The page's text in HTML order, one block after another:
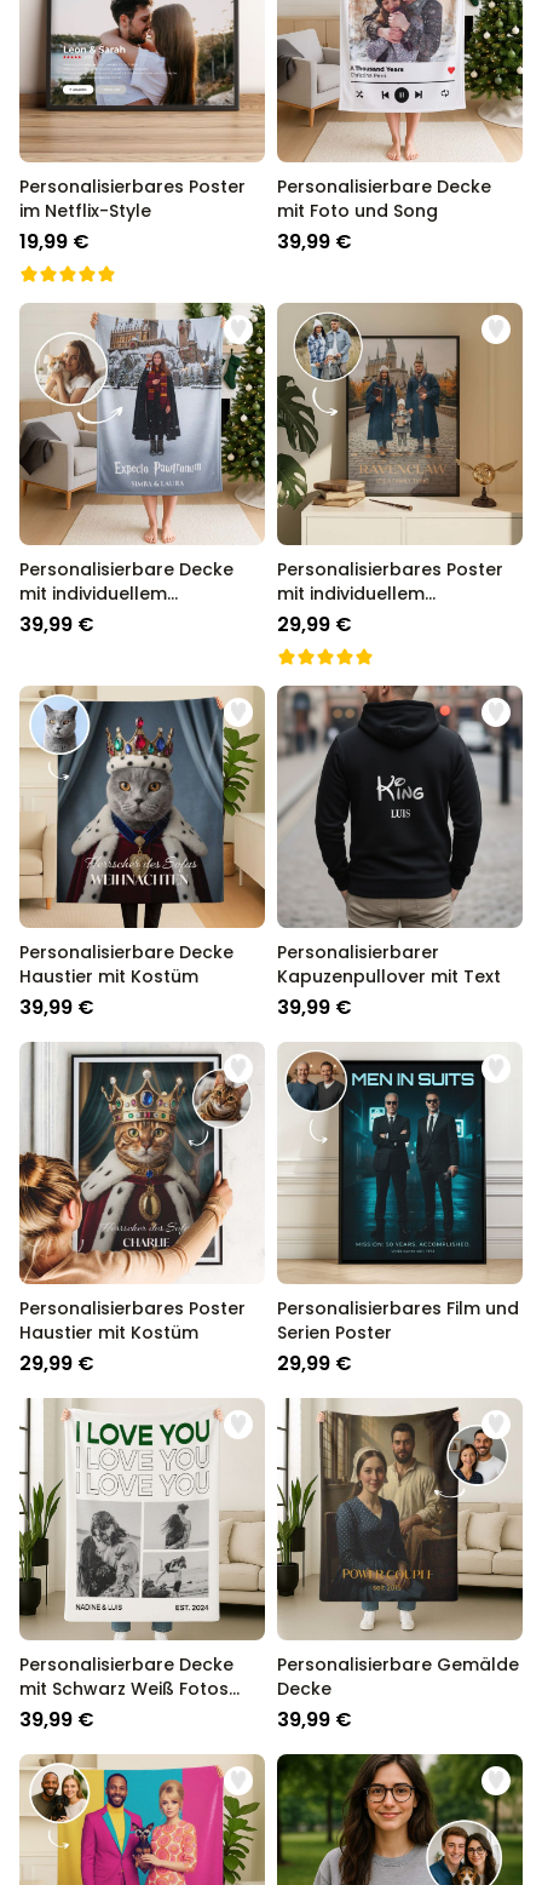
Personalisierbar
Personalisierbares Aperol
Spritz Glas mit Name
über 19.400
mal gekauft
16,99 €
Personalisierbare Schürze
Pizzeria mit Gesicht
Personalisierbarer Duftbaum
2er Set im Polaroid-Look
über 13.900
mal gekauft
19,99 €
Personalisierbares Poster
im Netflix-Style
19,99 €
Personalisierbare Decke
mit Foto und Song
39,99 €
Personalisierbare Decke
mit individuellem
Zauberdesign
39,99 €
Personalisierbares Poster
mit individuellem
Zauberdesign
29,99 €
Personalisierbare Decke
Haustier mit Kostüm
39,99 €
Personalisierbarer
Kapuzenpullover mit Text
39,99 €
Personalisierbares Poster
Haustier mit Kostüm
29,99 €
Personalisierbares Film und
Serien Poster
29,99 €
Personalisierbare Decke
mit Schwarz Weiß Fotos
und Text
39,99 €
Personalisierbare Gemälde
Decke
39,99 €